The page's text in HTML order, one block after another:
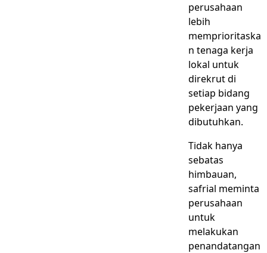
perusahaan
lebih
memprioritaska
n tenaga kerja
lokal untuk
direkrut di
setiap bidang
pekerjaan yang
dibutuhkan.
Tidak hanya
sebatas
himbauan,
safrial meminta
perusahaan
untuk
melakukan
penandatangan